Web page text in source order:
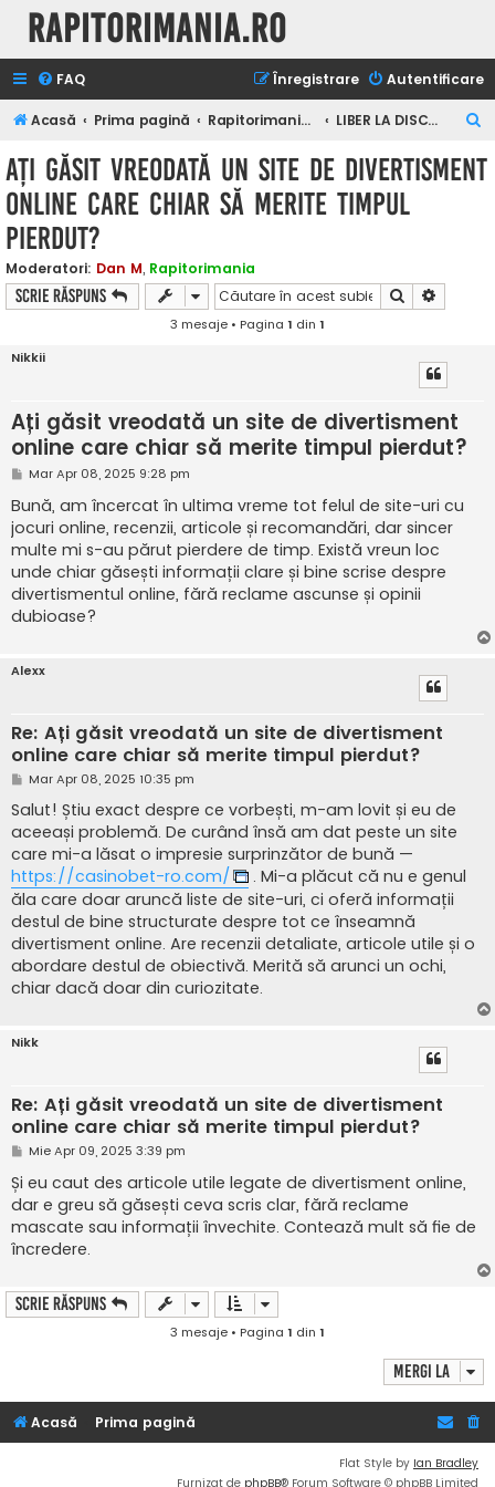
Rapitorimania.ro
FAQ Autentificare
Înregistrare
Acasă Prima pagină Rapitorimania.ro LIBER LA DISCUTII
u
Ați găsit vreodată un site de divertisment
online care chiar să merite timpul
pierdut?
Moderatori: Dan M, Rapitorimania
Scrie răspuns Căutare
3 mesaje • Pagina 1 din 1
Nikkii
Ați găsit vreodată un site de divertisment
online care chiar să merite timpul pierdut?
M
s
a
j
Mar Apr 08, 2025 9:28 pm
Bună, am încercat în ultima vreme tot felul de site-uri cu
jocuri online, recenzii, articole și recomandări, dar sincer
multe mi s-au părut pierdere de timp. Există vreun loc
unde chiar găsești informații clare și bine scrise despre
divertismentul online, fără reclame ascunse și opinii
dubioase?
Alexx
Re: Ați găsit vreodată un site de divertisment
online care chiar să merite timpul pierdut?
M
s
a
j
Mar Apr 08, 2025 10:35 pm
Salut! Știu exact despre ce vorbești, m-am lovit și eu de
aceeași problemă. De curând însă am dat peste un site
care mi-a lăsat o impresie surprinzător de bună —
https://casinobet-ro.com/
. Mi-a plăcut că nu e genul
ăla care doar aruncă liste de site-uri, ci oferă informații
destul de bine structurate despre tot ce înseamnă
divertisment online. Are recenzii detaliate, articole utile și o
abordare destul de obiectivă. Merită să arunci un ochi,
chiar dacă doar din curiozitate.
Nikk
Re: Ați găsit vreodată un site de divertisment
online care chiar să merite timpul pierdut?
M
s
a
j
Mie Apr 09, 2025 3:39 pm
Și eu caut des articole utile legate de divertisment online,
dar e greu să găsești ceva scris clar, fără reclame
mascate sau informații învechite. Contează mult să fie de
încredere.
Scrie răspuns
3 mesaje • Pagina 1 din 1
Mergi la
Acasă Prima pagină
Flat Style by Ian Bradley
Furnizat de phpBB® Forum Software © phpBB Limited